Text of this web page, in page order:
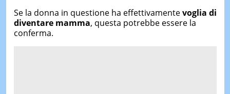
Se la donna in questione ha effettivamentevoglia di
diventare mamma, questa potrebbe essere la
conferma.